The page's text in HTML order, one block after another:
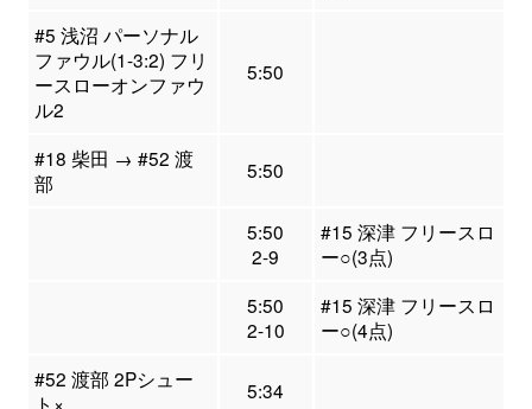
#5 浅沼 パーソナル
ファウル(1-3:2) フリ
ースローオンファウ
ル2
5:50
#18 柴田 → #52 渡
部
5:50
5:50
2-9
#15 深津 フリースロ
ー○(3点)
5:50
2-10
#15 深津 フリースロ
ー○(4点)
#52 渡部 2Pシュー
ト×
5:34